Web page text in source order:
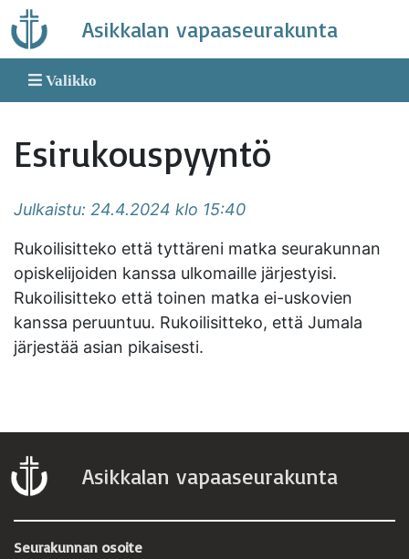
Skip
to
content
Asikkalan vapaaseurakunta
Valikko
Esirukouspyyntö
Julkaistu: 24.4.2024 klo 15:40
Rukoilisitteko että tyttäreni matka seurakunnan
opiskelijoiden kanssa ulkomaille järjestyisi.
Rukoilisitteko että toinen matka ei-uskovien
kanssa peruuntuu. Rukoilisitteko, että Jumala
järjestää asian pikaisesti.
Asikkalan vapaaseurakunta
Seurakunnan osoite